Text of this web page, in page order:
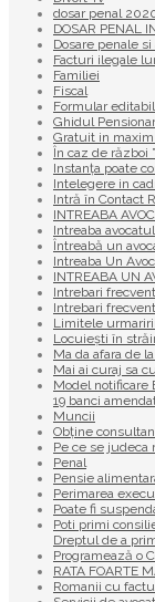
dosar penal
DOSAR PENAL
Dosare penale
Facturi ilegale
Familiei
Fiscal
Formular
Ghidul
Gratuit in
În caz de război
Instanța poate
Intelegere in
Intră în Contact
INTREABA
Intreaba avocatul
Întreabă un
Intreaba Un
INTREABA UN
Intrebari
Intrebari
Limitele
Locuiești în
Ma da afara de
Mai ai curaj sa
Model notificare
19 banci
Muncii
Obține
Pe ce se judeca
Penal
Pensie
Perimarea
Poate fi
Poti primi
Dreptul de a
Programează o
RATA FOARTE
Romanii cu